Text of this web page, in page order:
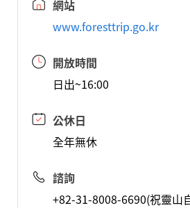
網站
www.foresttrip.go.kr
開放時間
日出~16:00
公休日
全年無休
諮詢
+82-31-8008-6690(祝靈山